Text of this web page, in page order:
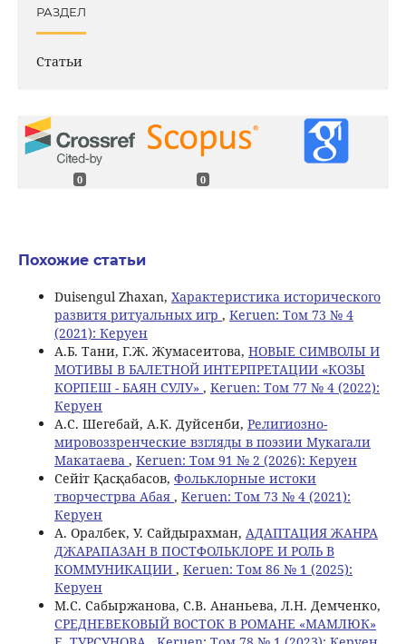
РАЗДЕЛ
Статьи
0 0
Похожие статьи
Duisengul Zhaxan, Характеристика исторического
развитя ритуальных игр , Keruen: Том 73 № 4
(2021): Керуен
A.Б. Tани, Г.Ж. Жумасеитова, НОВЫЕ СИМВОЛЫ И
МОТИВЫ В БАЛЕТНОЙ ИНТЕРПРЕТАЦИИ «КОЗЫ
КОРПЕШ - БАЯН СУЛУ» , Keruen: Том 77 № 4 (2022):
Керуен
А.С. Шегебай, А.К. Дуйсенби, Религиозно-
мировоззренческие взгляды в поэзии Мукагали
Макатаева , Keruen: Том 91 № 2 (2026): Керуен
Сейіт Қасқабасов, Фольклорные истоки
творчестрва Абая , Keruen: Том 73 № 4 (2021):
Керуен
А. Оралбек, У. Сайдырахман, АДАПТАЦИЯ ЖАНРА
ДЖАРАПАЗАН В ПОСТФОЛЬКЛОРЕ И РОЛЬ В
КОММУНИКАЦИИ , Keruen: Том 86 № 1 (2025):
Керуен
M.С. Сабыржанова, С.В. Ананьева, Л.Н. Демченко,
СРЕДНЕВЕКОВЫЙ ВОСТОК В РОМАНЕ «МАМЛЮК»